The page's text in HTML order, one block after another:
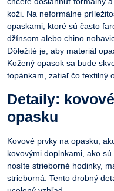
koži. Na neformálne
opaskami, ktoré sú často
džínsom alebo chino
Dôležité je, aby materiál
Kožený opasok sa bude
topánkam, zatiaľ čo textilný
Detaily:
opasku
Kovové prvky na opasku,
kovovými doplnkami, ako
nosíte strieborné hodinky,
strieborná. Tento drobný